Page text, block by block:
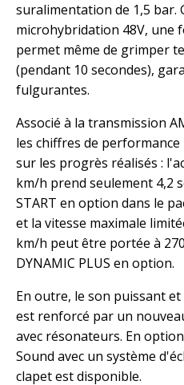
suralimentation de 1,5 bar.
microhybridation 48V, une
permet même de grimper
(pendant 10 secondes),
fulgurantes.
Associé à la transmission
les chiffres de
sur les progrès réalisés :
km/h prend seulement 4,2
START en option dans le
et la vitesse maximale
km/h peut être portée à
DYNAMIC PLUS en option.
En outre, le son puissant
est renforcé par un
avec résonateurs. En
Sound avec un système
clapet est disponible.